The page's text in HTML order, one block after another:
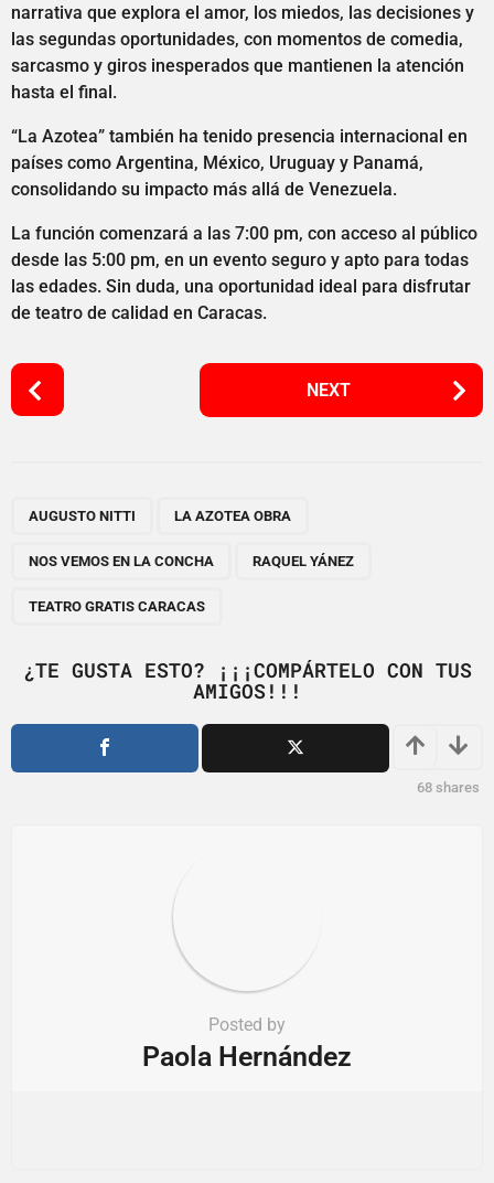
narrativa que explora el amor, los miedos, las decisiones y
las segundas oportunidades, con momentos de comedia,
sarcasmo y giros inesperados que mantienen la atención
hasta el final.
“La Azotea” también ha tenido presencia internacional en
países como Argentina, México, Uruguay y Panamá,
consolidando su impacto más allá de Venezuela.
La función comenzará a las 7:00 pm, con acceso al público
desde las 5:00 pm, en un evento seguro y apto para todas
las edades. Sin duda, una oportunidad ideal para disfrutar
de teatro de calidad en Caracas.
P
o
o
NEXT
AUGUSTO NITTI LA AZOTEA OBRA
NOS VEMOS EN LA CONCHA RAQUEL YÁNEZ
TEATRO GRATIS CARACAS
¿TE GUSTA ESTO? ¡¡¡COMPÁRTELO CON TUS
AMIGOS!!!
68 shares
Posted by
Paola Hernández